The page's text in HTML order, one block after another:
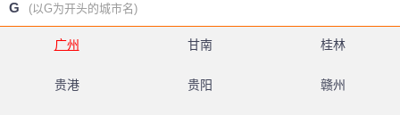
G (以G为开头的城市名)
广州 甘南 桂林
贵港 贵阳 赣州